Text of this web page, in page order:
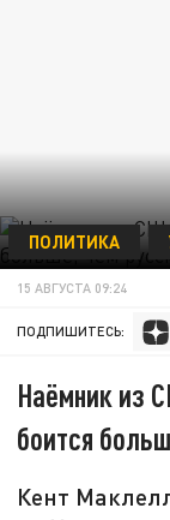
ПОЛИТИКА
15 АВГУСТА 09:24
ПОДПИШИТЕСЬ:
Наёмник из
боится
Кент